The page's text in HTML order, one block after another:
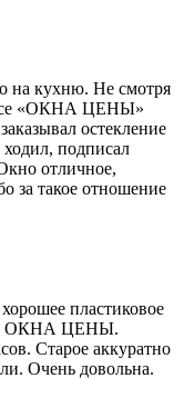
на кухню. Не смотря
«ОКНА ЦЕНЫ»
остекление
подписал
отличное,
за такое отношение
пластиковое
в ОКНА ЦЕНЫ.
Старое аккуратно
Очень довольна.